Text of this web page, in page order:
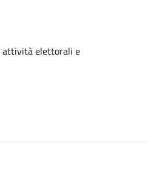
attività elettorali e